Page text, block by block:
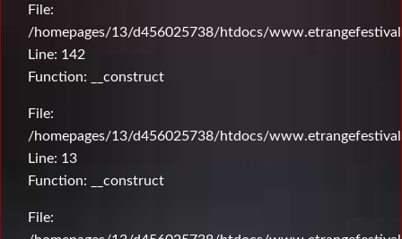
File:
/homepages/13/d456025738/htdocs/
Line: 142
Function: __construct
File:
/homepages/13/d456025738/htdocs/
Line: 13
Function: __construct
File: